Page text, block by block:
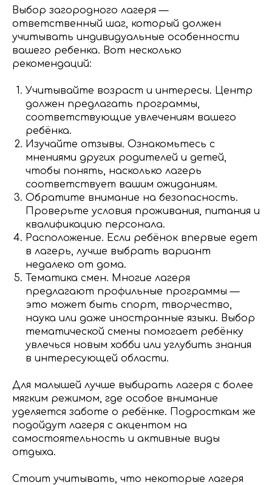
Выбор загородного лагеря —
ответственный шаг, который должен
учитывать индивидуальные особенности
вашего ребенка. Вот несколько
рекомендаций:
Учитывайте возраст и интересы. Центр
должен предлагать программы,
соответствующие увлечениям вашего
ребёнка.
Изучайте отзывы. Ознакомьтесь с
мнениями других родителей и детей,
чтобы понять, насколько лагерь
соответствует вашим ожиданиям.
Обратите внимание на безопасность.
Проверьте условия проживания, питания и
квалификацию персонала.
Расположение. Если ребёнок впервые едет
в лагерь, лучше выбрать вариант
недалеко от дома.
Тематика смен. Многие лагеря
предлагают профильные программы —
это может быть спорт, творчество,
наука или даже иностранные языки. Выбор
тематической смены помогает ребёнку
увлечься новым хобби или углубить знания
в интересующей области.
Для малышей лучше выбирать лагеря с более
мягким режимом, где особое внимание
уделяется заботе о ребёнке. Подросткам же
подойдут лагеря с акцентом на
самостоятельность и активные виды
отдыха.
Стоит учитывать, что некоторые лагеря